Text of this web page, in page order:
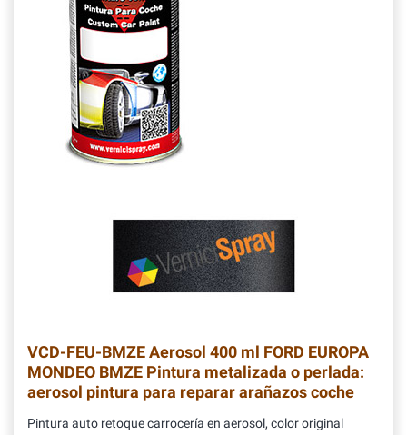
VCD-FEU-BMZEAerosol 400 ml FORD EUROPA
MONDEO BMZE Pintura metalizada o perlada:
aerosol pintura para reparar arañazos coche
Pintura auto retoque carrocería en aerosol, color original